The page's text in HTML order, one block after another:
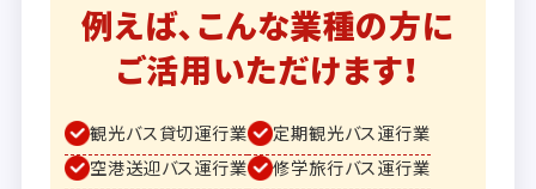
例えば、こんな業種の方に
ご活用いただけます！
観光バス貸切運行業
定期観光バス運行業
空港送迎バス運行業
修学旅行バス運行業